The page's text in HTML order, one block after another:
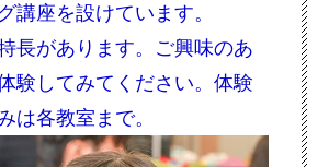
講座を設けています。
長があります。ご興味のあ
験してみてください。体験
は各教室まで。